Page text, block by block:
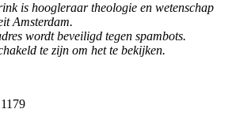
is hoogleraar theologie en wetenschap
Amsterdam.
wordt beveiligd tegen spambots.
te zijn om het te bekijken.